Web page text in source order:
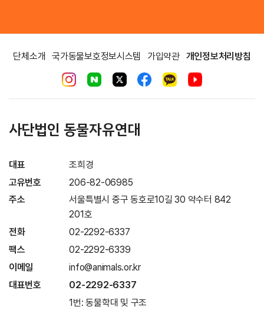
단체소개 국가동물보호정보시스템 가입약관 개인정보처리방침
사단법인 동물자유연대
대표
조희경
고유번호
206-82-06985
주소
서울특별시 중구 동호로10길 30 약수터 842
201호
전화
02-2292-6337
팩스
02-2292-6339
이메일
info@animals.or.kr
대표번호
02-2292-6337
1번: 동물학대 및 구조